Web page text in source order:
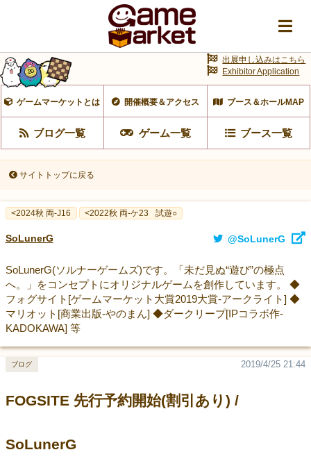
ゲームマーケットとは 開催概要＆アクセス ブース＆ホールMAP
ブログ一覧 ゲーム一覧 ブース一覧
出展申し込みはこちら
Exhibitor Application
サイトトップに戻る
<2024秋 両-J16 <2022秋 両-ケ23 試遊○
SoLunerG @SoLunerG
SoLunerG(ソルナーゲームズ)です。「未だ見ぬ“遊び”の極点
へ。」をコンセプトにオリジナルゲームを創作しています。 ◆
フォグサイト[ゲームマーケット大賞2019大賞-アークライト] ◆
マリオット[商業出版-やのまん] ◆ダークリープ[IPコラボ作-
KADOKAWA] 等
FOGSITE 先行予約開始(割引あり) /
SoLunerG
2019/4/25 21:44
ブログ